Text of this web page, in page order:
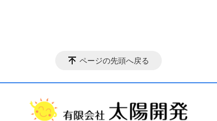
ページの先頭へ戻る